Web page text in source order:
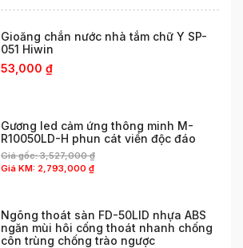
Gioăng chắn nước nhà tắm chữ Y SP-
051 Hiwin
53,000 ₫
Gương led cảm ứng thông minh M-
R10050LD-H phun cát viền độc đáo
Giá gốc:3,527,000₫
Giá KM: 2,793,000 ₫
Ngõng thoát sàn FD-50LID nhựa ABS
ngăn mùi hôi cống thoát nhanh chống
côn trùng chống trào ngược